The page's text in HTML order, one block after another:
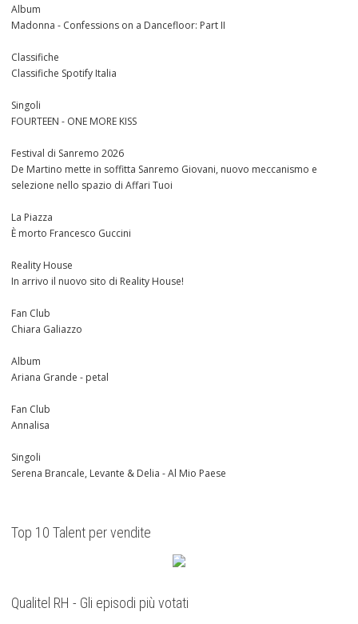
Album
Madonna - Confessions on a Dancefloor: Part II
Classifiche
Classifiche Spotify Italia
Singoli
FOURTEEN - ONE MORE KISS
Festival di Sanremo 2026
De Martino mette in soffitta Sanremo Giovani, nuovo meccanismo e
selezione nello spazio di Affari Tuoi
La Piazza
È morto Francesco Guccini
Reality House
In arrivo il nuovo sito di Reality House!
Fan Club
Chiara Galiazzo
Album
Ariana Grande - petal
Fan Club
Annalisa
Singoli
Serena Brancale, Levante & Delia - Al Mio Paese
Top 10 Talent per vendite
Qualitel RH - Gli episodi più votati